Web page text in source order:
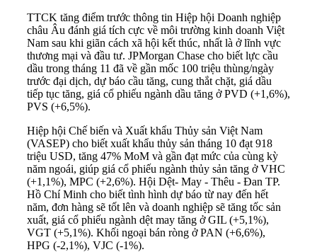
TTCK tăng điểm trước thông tin Hiệp hội Doanh nghiệp
châu Âu đánh giá tích cực về môi trường kinh doanh Việt
Nam sau khi giãn cách xã hội kết thúc, nhất là ở lĩnh vực
thương mại và đầu tư. JPMorgan Chase cho biết lực cầu
dầu trong tháng 11 đã về gần mốc 100 triệu thùng/ngày
trước đại dịch, dự báo cầu tăng, cung thắt chặt, giá dầu
tiếp tục tăng, giá cổ phiếu ngành dầu tăng ở PVD (+1,6%),
PVS (+6,5%).
Hiệp hội Chế biến và Xuất khẩu Thủy sản Việt Nam
(VASEP) cho biết xuất khẩu thủy sản tháng 10 đạt 918
triệu USD, tăng 47% MoM và gần đạt mức của cùng kỳ
năm ngoái, giúp giá cổ phiếu ngành thủy sản tăng ở VHC
(+1,1%), MPC (+2,6%). Hội Dệt- May - Thêu - Đan TP.
Hồ Chí Minh cho biết tình hình dự báo từ nay đến hết
năm, đơn hàng sẽ tốt lên và doanh nghiệp sẽ tăng tốc sản
xuất, giá cổ phiếu ngành dệt may tăng ở GIL (+5,1%),
VGT (+5,1%). Khối ngoại bán ròng ở PAN (+6,6%),
HPG (-2,1%), VJC (-1%).